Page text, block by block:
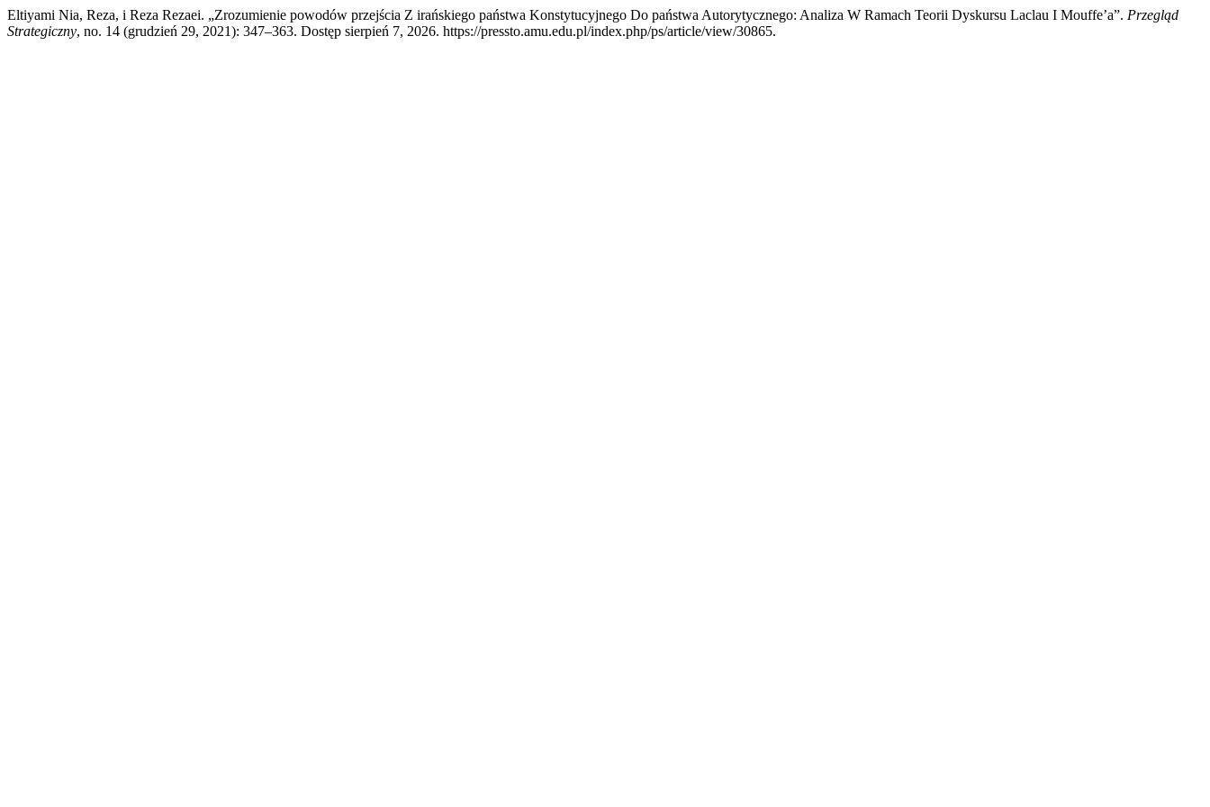
Eltiyami Nia, Reza, i Reza Rezaei. „Zrozumienie powodów przejścia Z irańskiego państwa Konstytucyjnego Do państwa Autorytycznego: Analiza W Ramach Teorii Dyskursu Laclau I Mouffe’a”. Przegląd
Strategiczny, no. 14 (grudzień 29, 2021): 347–363. Dostęp sierpień 7, 2026. https://pressto.amu.edu.pl/index.php/ps/article/view/30865.